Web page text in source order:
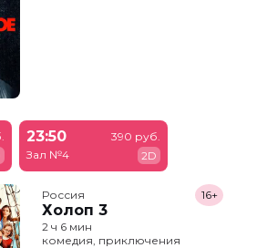
23:50
Зал №4
390 руб.
2D
Россия
Холоп 3
16+
2 ч 6 мин
комедия, приключения